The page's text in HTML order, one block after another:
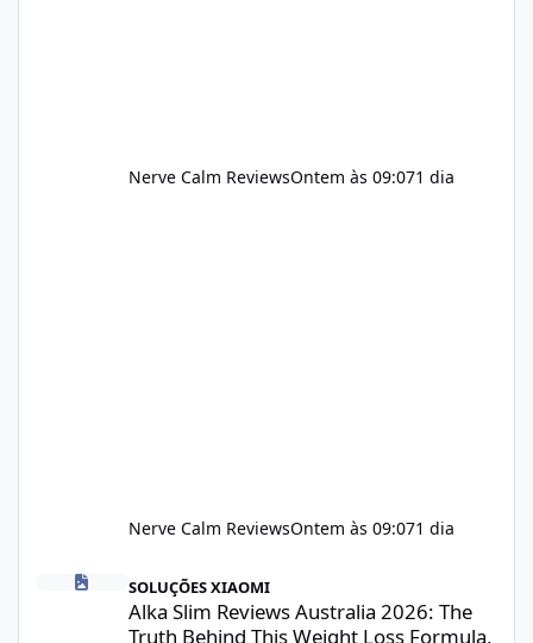
Nerve Calm ReviewsOntem às 09:071 dia
Nerve Calm ReviewsOntem às 09:071 dia
SOLUÇÕES XIAOMI
Alka Slim Reviews Australia 2026: The
Truth Behind This Weight Loss Formula,